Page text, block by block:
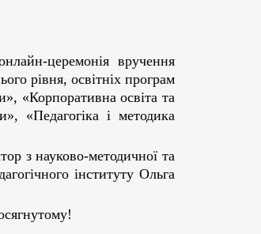
церемонія вручення
рівня, освітніх програм
«Корпоративна освіта та
«Педагогіка і методика
з науково-методичної та
інституту Ольга